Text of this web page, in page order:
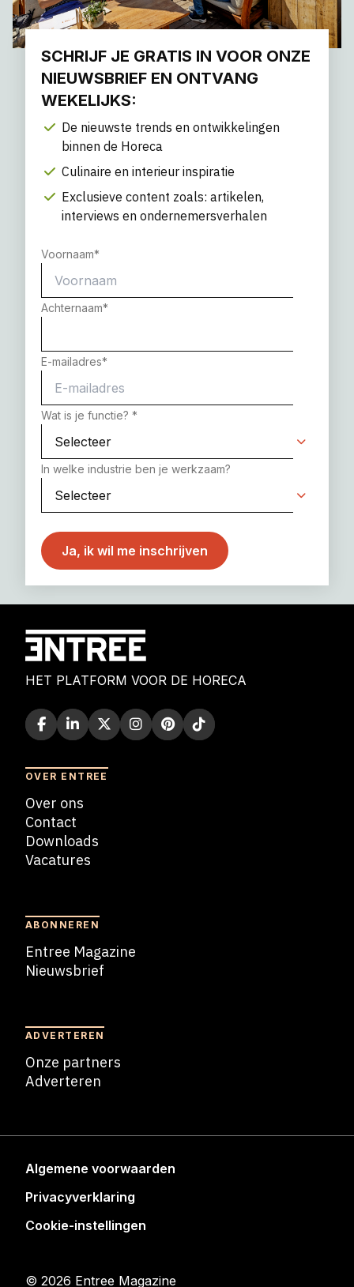
SCHRIJF JE GRATIS IN VOOR ONZE
NIEUWSBRIEF EN ONTVANG
WEKELIJKS:
De nieuwste trends en ontwikkelingen
binnen de Horeca
Culinaire en interieur inspiratie
Exclusieve content zoals: artikelen,
interviews en ondernemersverhalen
Voornaam*
Achternaam*
E-mailadres*
Wat is je functie? *
In welke industrie ben je werkzaam?
HET PLATFORM VOOR DE HORECA
OVER ENTREE
Over ons
Contact
Downloads
Vacatures
ABONNEREN
Entree Magazine
Nieuwsbrief
ADVERTEREN
Onze partners
Adverteren
Algemene voorwaarden
Privacyverklaring
Cookie-instellingen
© 2026 Entree Magazine